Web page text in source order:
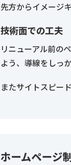
先方からイメージ
技術面での工夫
リニューアル前の
よう、導線をしっ
またサイトスピー
ホームページ